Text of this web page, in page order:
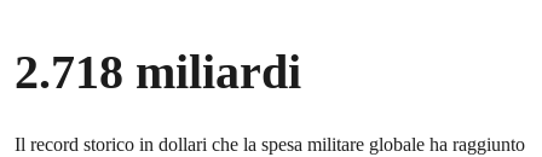
2.718 miliardi
Il record storico in dollari che la spesa militare globale ha raggiunto